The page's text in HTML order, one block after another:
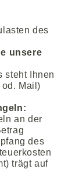
des
unsere
steht Ihnen
Mail)
an der
des
trägt auf